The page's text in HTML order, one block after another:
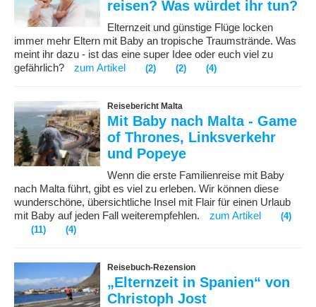
reisen? Was würdet ihr tun?
Elternzeit und günstige Flüge locken
immer mehr Eltern mit Baby an tropische Traumstrände. Was
meint ihr dazu - ist das eine super Idee oder euch viel zu
gefährlich?
zum Artikel (2) (2) (4)
Reisebericht Malta
Mit Baby nach Malta - Game
of Thrones, Linksverkehr
und Popeye
Wenn die erste Familienreise mit Baby
nach Malta führt, gibt es viel zu erleben. Wir können diese
wunderschöne, übersichtliche Insel mit Flair für einen Urlaub
mit Baby auf jeden Fall weiterempfehlen.
zum Artikel
(4)
(11)
(4)
Reisebuch-Rezension
„Elternzeit in Spanien“ von
Christoph Jost